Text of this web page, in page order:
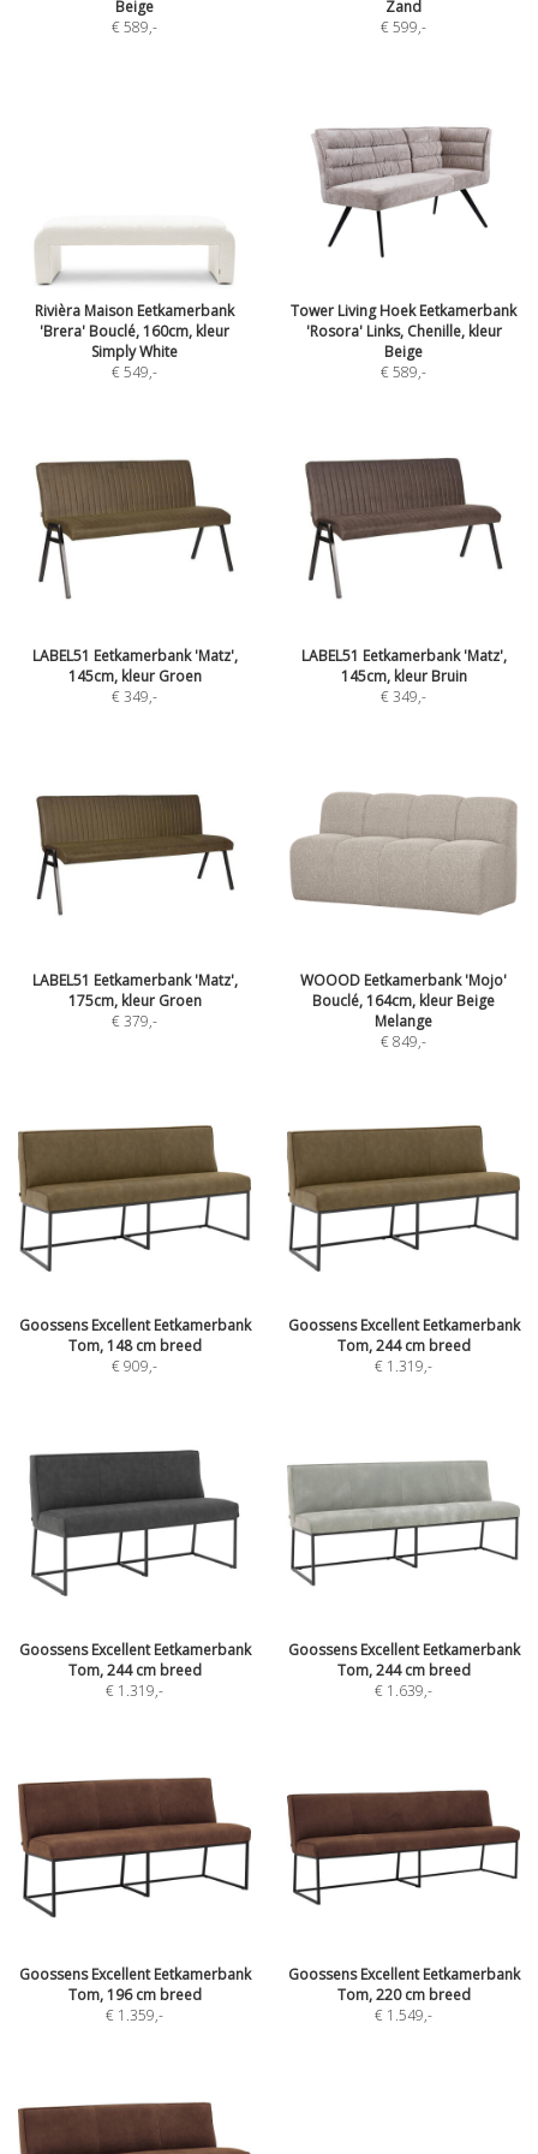
Beige
€ 589,-
Zand
€ 599,-
Rivièra Maison Eetkamerbank
'Brera' Bouclé, 160cm, kleur
Simply White
€ 549,-
Tower Living Hoek Eetkamerbank
'Rosora' Links, Chenille, kleur
Beige
€ 589,-
LABEL51 Eetkamerbank 'Matz',
145cm, kleur Groen
€ 349,-
LABEL51 Eetkamerbank 'Matz',
145cm, kleur Bruin
€ 349,-
LABEL51 Eetkamerbank 'Matz',
175cm, kleur Groen
€ 379,-
WOOOD Eetkamerbank 'Mojo'
Bouclé, 164cm, kleur Beige
Melange
€ 849,-
Goossens Excellent Eetkamerbank
Tom, 148 cm breed
€ 909,-
Goossens Excellent Eetkamerbank
Tom, 244 cm breed
€ 1.319,-
Goossens Excellent Eetkamerbank
Tom, 244 cm breed
€ 1.319,-
Goossens Excellent Eetkamerbank
Tom, 244 cm breed
€ 1.639,-
Goossens Excellent Eetkamerbank
Tom, 196 cm breed
€ 1.359,-
Goossens Excellent Eetkamerbank
Tom, 220 cm breed
€ 1.549,-